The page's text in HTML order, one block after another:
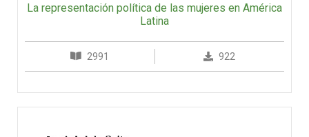
La representación política de las mujeres en América
Latina
2991 922